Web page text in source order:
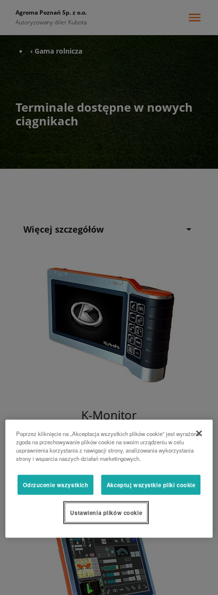
Agroma Poznań Sp. z o.o.
Autoryzowany diler Kubota
‹ Gama rolnicza
Terminale dostępne w nowych
ciągnikach
Więcej szczegółów
K-Monitor
K-Monitor został opracowany specjalnie w celu
umożliwienia prostego sterowania ciągnikiem i
maszyną obsługującą standard ISOBUS.
Poprzez kliknięcie na „Akceptacja wszystkich plików cookie” jest wyrażona
zgoda na przechowywanie plików cookie na swoim urządzeniu w celu
usprawnienia korzystania z nawigacji strony, analizowania wykorzystania
strony i wsparcia naszych działań marketingowych.
Odrzucenie wszystkich Akceptuj wszystkie pliki cookie
Ustawienia plików cookie